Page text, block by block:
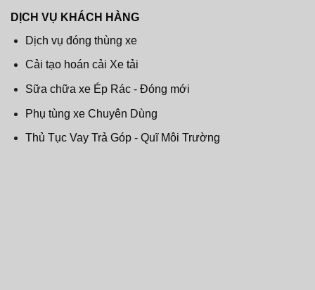
DỊCH VỤ KHÁCH HÀNG
Dịch vụ đóng thùng xe
Cải tạo hoán cải Xe tải
Sữa chữa xe Ép Rác - Đóng mới
Phụ tùng xe Chuyên Dùng
Thủ Tục Vay Trả Góp - Quĩ Môi Trường